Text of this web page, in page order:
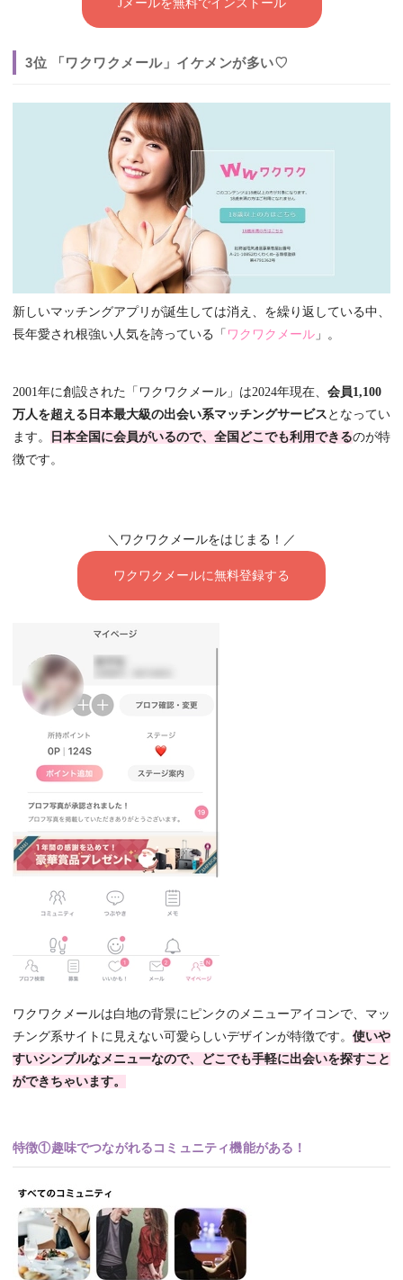
Jメールを無料でインストール
3位 「ワクワクメール」イケメンが多い♡
新しいマッチングアプリが誕生しては消え、を繰り返している中、
長年愛され根強い人気を誇っている「 ワクワクメール 」。
2001年に創設された「ワクワクメール」は2024年現在、 会員1,100
万人を超える日本最大級の出会い系マッチングサービス となってい
ます。
日本全国に会員がいるので、全国どこでも利用できるのが特
徴です。
＼ワクワクメールをはじまる！／
ワクワクメールに無料登録する
ワクワクメールは白地の背景にピンクのメニューアイコンで、マッ
チング系サイトに見えない可愛らしいデザインが特徴です。 使いや
すいシンプルなメニューなので、どこでも手軽に出会いを探すこと
ができちゃいます。
特徴①趣味でつながれるコミュニティ機能がある！